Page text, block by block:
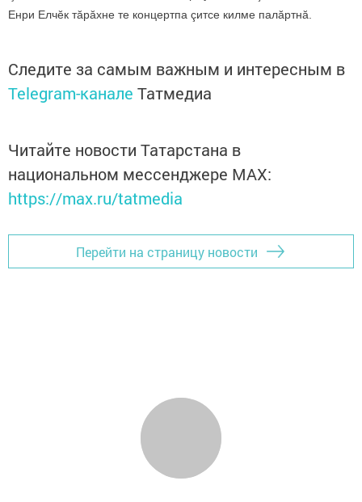
Енри Елчӗк тăрăхне те концертпа çитсе килме палăртнă.
Следите за самым важным и интересным в
Telegram-канале Татмедиа
Читайте новости Татарстана в
национальном мессенджере MАХ:
https://max.ru/tatmedia
Перейти на страницу новости